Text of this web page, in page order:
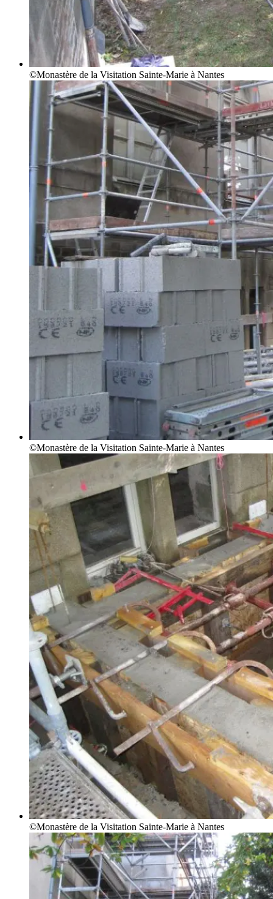
©Monastère de la Visitation Sainte-Marie à Nantes
©Monastère de la Visitation Sainte-Marie à Nantes
©Monastère de la Visitation Sainte-Marie à Nantes